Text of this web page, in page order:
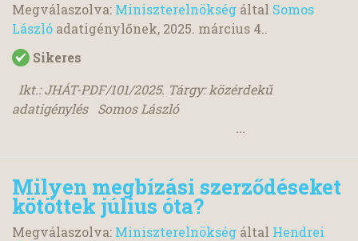
Megválaszolva: Miniszterelnökség által Somos
László adatigénylőnek, 2025. március 4..
Sikeres
Ikt.: JHÁT-PDF/101/2025. Tárgy: közérdekű
adatigénylés Somos László
...
Milyen megbízási szerződéseket
kötöttek július óta?
Megválaszolva: Miniszterelnökség által Hendrei